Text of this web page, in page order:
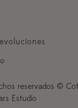
reservados ©
Estudio